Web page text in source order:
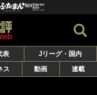
表
Jリーグ・国内
ス 動画 連載